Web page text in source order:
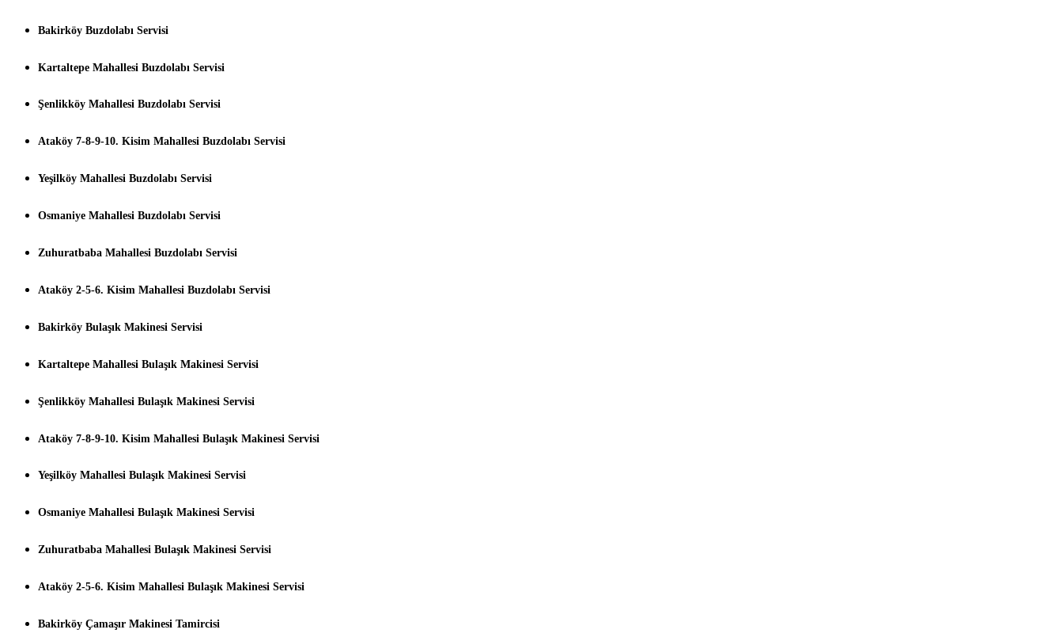
Bakirköy Buzdolabı Servisi
Kartaltepe Mahallesi Buzdolabı Servisi
Şenlikköy Mahallesi Buzdolabı Servisi
Ataköy 7-8-9-10. Kisim Mahallesi Buzdolabı Servisi
Yeşilköy Mahallesi Buzdolabı Servisi
Osmaniye Mahallesi Buzdolabı Servisi
Zuhuratbaba Mahallesi Buzdolabı Servisi
Ataköy 2-5-6. Kisim Mahallesi Buzdolabı Servisi
Bakirköy Bulaşık Makinesi Servisi
Kartaltepe Mahallesi Bulaşık Makinesi Servisi
Şenlikköy Mahallesi Bulaşık Makinesi Servisi
Ataköy 7-8-9-10. Kisim Mahallesi Bulaşık Makinesi Servisi
Yeşilköy Mahallesi Bulaşık Makinesi Servisi
Osmaniye Mahallesi Bulaşık Makinesi Servisi
Zuhuratbaba Mahallesi Bulaşık Makinesi Servisi
Ataköy 2-5-6. Kisim Mahallesi Bulaşık Makinesi Servisi
Bakirköy Çamaşır Makinesi Tamircisi